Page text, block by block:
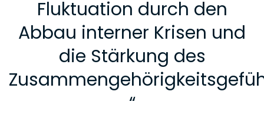
Fluktuation durch den
Abbau interner Krisen und
die Stärkung des
“